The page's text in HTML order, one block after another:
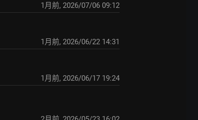
1月前, 2026/07/06 09:12
1月前, 2026/06/22 14:31
1月前, 2026/06/17 19:24